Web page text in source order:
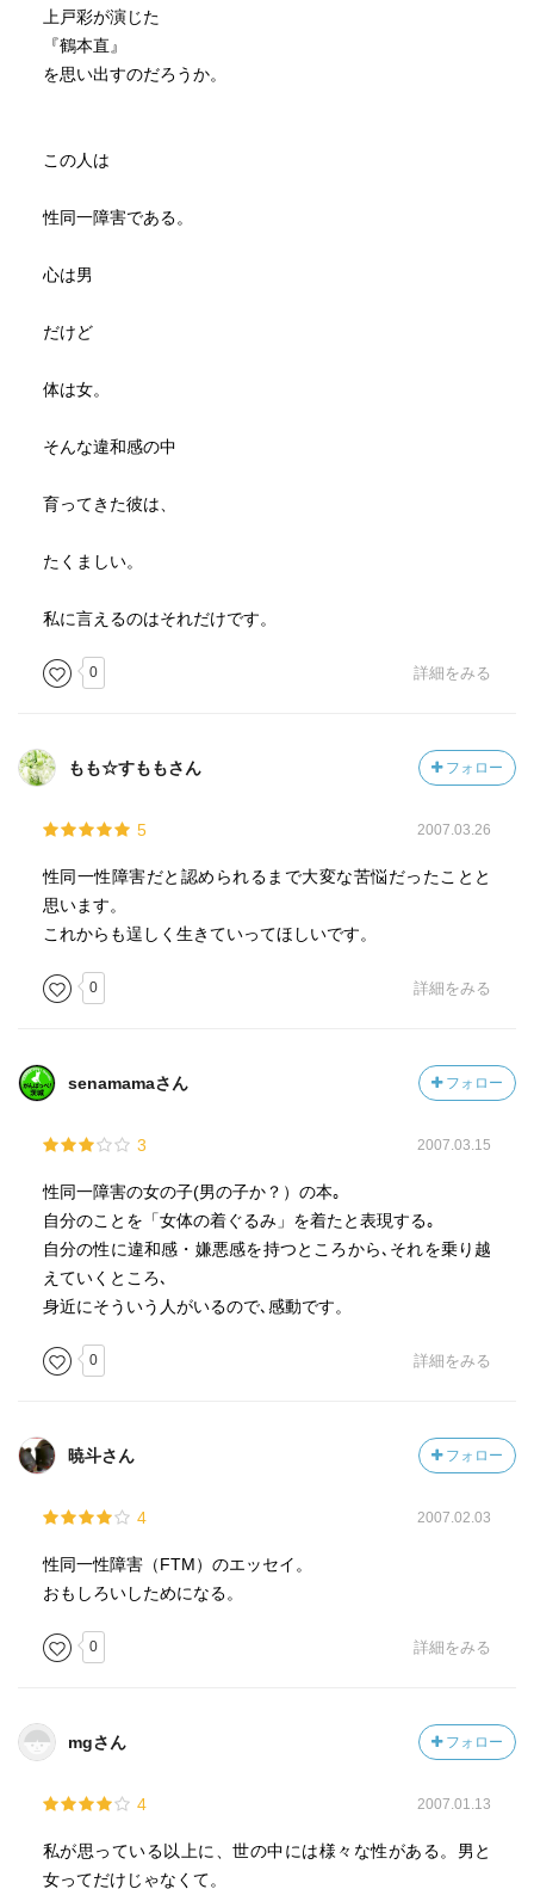
上戸彩が演じた
『鶴本直』
を思い出すのだろうか。
この人は
性同一障害である。
心は男
だけど
体は女。
そんな違和感の中
育ってきた彼は、
たくましい。
私に言えるのはそれだけです。
0 詳細をみる
もも☆すももさん フォロー
5 2007.03.26
性同一性障害だと認められるまで大変な苦悩だったことと
思います。
これからも逞しく生きていってほしいです。
0 詳細をみる
senamamaさん フォロー
3 2007.03.15
性同一障害の女の子(男の子か？）の本｡
自分のことを「女体の着ぐるみ」を着たと表現する｡
自分の性に違和感・嫌悪感を持つところから､それを乗り越
えていくところ､
身近にそういう人がいるので､感動です。
0 詳細をみる
暁斗さん フォロー
4 2007.02.03
性同一性障害（FTM）のエッセイ。
おもしろいしためになる。
0 詳細をみる
mgさん フォロー
4 2007.01.13
私が思っている以上に、世の中には様々な性がある。男と
女ってだけじゃなくて。